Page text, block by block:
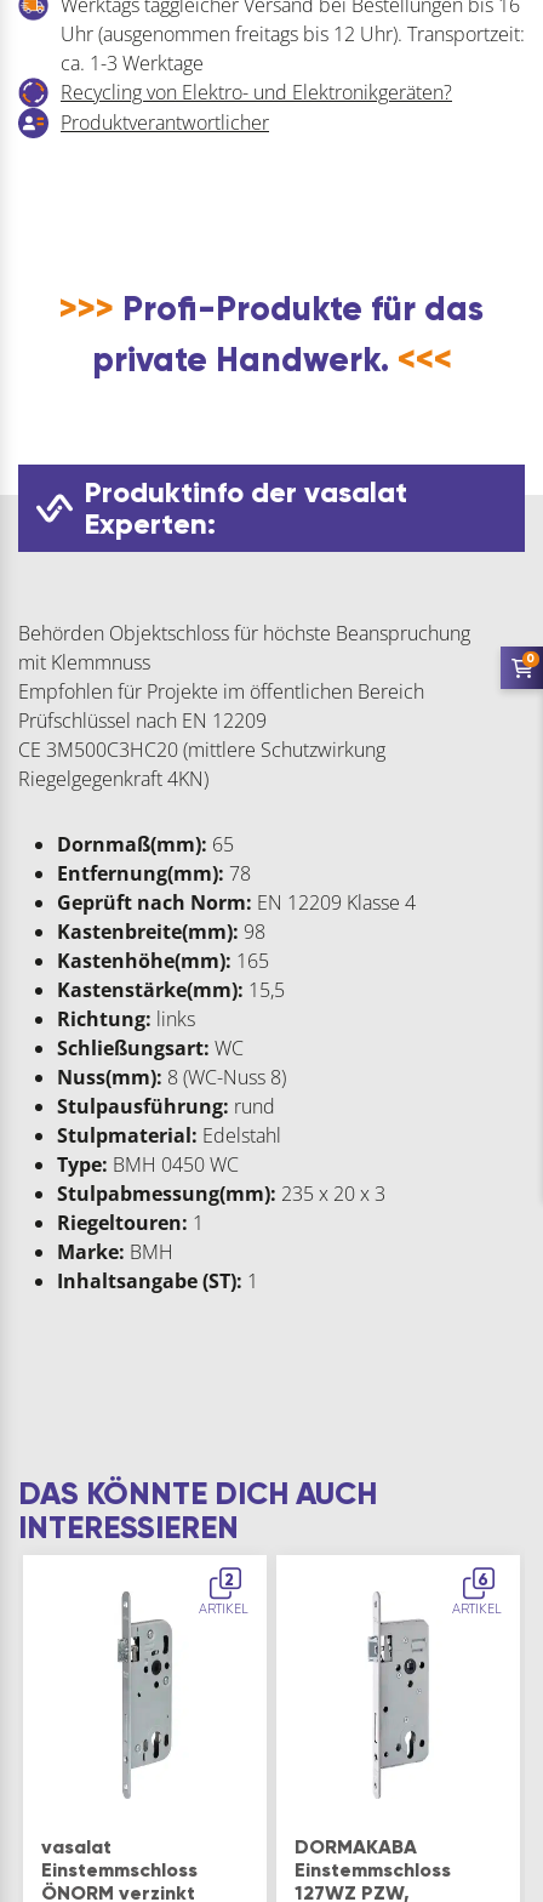
Meisterstück
DM65
Menge
Uhr (ausgenommen freitags bis 12 Uhr). Transportzeit:
ca. 1-3 Werktage
Recycling von Elektro- und Elektronikgeräten?
Produktverantwortlicher
>>> Profi-Produkte für das
private Handwerk. <<<
Produktinfo der vasalat
Experten:
Behörden Objektschloss für höchste Beanspruchung
mit Klemmnuss
Empfohlen für Projekte im öffentlichen Bereich
Prüfschlüssel nach EN 12209
CE 3M500C3HC20 (mittlere Schutzwirkung
Riegelgegenkraft 4KN)
Dornmaß(mm): 65
Entfernung(mm): 78
Geprüft nach Norm: EN 12209 Klasse 4
Kastenbreite(mm): 98
Kastenhöhe(mm): 165
Kastenstärke(mm): 15,5
Richtung: links
Schließungsart: WC
Nuss(mm): 8 (WC-Nuss 8)
Stulpausführung: rund
Stulpmaterial: Edelstahl
Type: BMH 0450 WC
Stulpabmessung(mm): 235 x 20 x 3
Riegeltouren: 1
Marke: BMH
Inhaltsangabe (ST): 1
DAS KÖNNTE DICH AUCH
INTERESSIEREN
2
ARTIKEL
vasalat
Einstemmschloss
ÖNORM verzinkt
6
ARTIKEL
DORMAKABA
Einstemmschloss
127WZ PZW,
0